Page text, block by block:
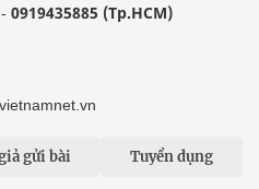
- 0919435885 (Tp.HCM)
gửi bài Tuyển dụng